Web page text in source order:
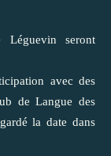
seront
avec des
de Langue des
la date dans